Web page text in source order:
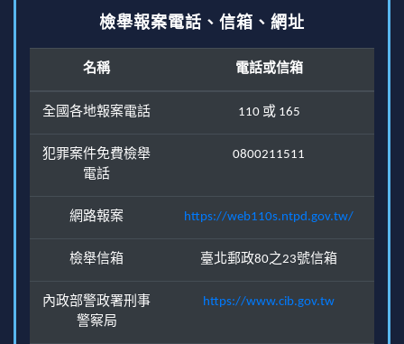
檢舉報案電話、信箱、網址
名稱 電話或信箱
全國各地報案電話 110 或 165
犯罪案件免費檢舉
電話
0800211511
網路報案 https://web110s.ntpd.gov.tw/
檢舉信箱 臺北郵政80之23號信箱
內政部警政署刑事
警察局
https://www.cib.gov.tw